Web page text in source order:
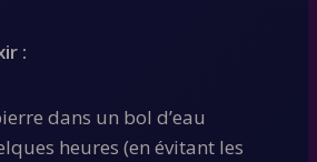
:
dans un bol d’eau
heures (en évitant les